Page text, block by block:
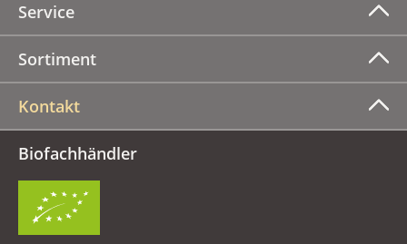
Service
Sortiment
Kontakt
Biofachhändler